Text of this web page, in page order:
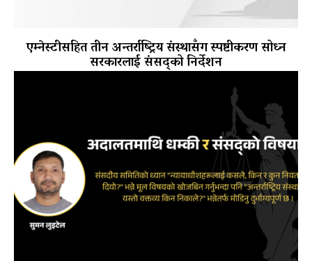
एम्नेस्टीसहित तीन अन्तर्राष्ट्रिय संस्थासँग स्पष्टीकरण सोध्न
सरकारलाई संसद्को निर्देशन